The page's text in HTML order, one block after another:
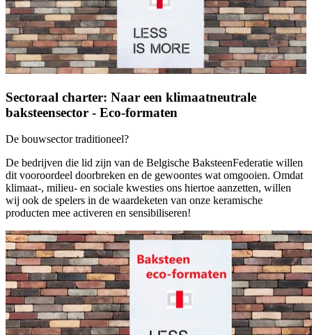
Sectoraal charter: Naar een klimaatneutrale
baksteensector - Eco-formaten
De bouwsector traditioneel?
De bedrijven die lid zijn van de Belgische BaksteenFederatie willen
dit vooroordeel doorbreken en de gewoontes wat omgooien. Omdat
klimaat-, milieu- en sociale kwesties ons hiertoe aanzetten, willen
wij ook de spelers in de waardeketen van onze keramische
producten mee activeren en sensibiliseren!